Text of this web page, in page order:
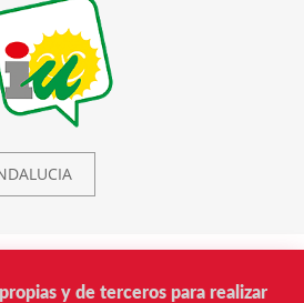
y de terceros para realizar